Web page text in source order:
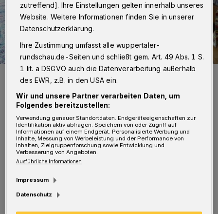
Klaus Stiebeling hatte 100 Ginkgo-Kerne zu verschenken — und
machte das per Rundschau bekannt. Er sagt: „Eine solche Resonanz
Foto: Rundschau
Von Stefan Seitz
S
tiebeling beschreibt, was passierte:
zutreffend]. Ihre Einstellungen gelten innerhalb unseres
Website. Weitere Informationen finden Sie in unserer
Datenschutzerklärung.
Ihre Zustimmung umfasst alle wuppertaler-
rundschau.de-Seiten und schließt gem. Art. 49 Abs. 1 S.
1 lit. a DSGVO auch die Datenverarbeitung außerhalb
des EWR, z.B. in den USA ein.
Wir und unsere Partner verarbeiten Daten, um
Folgendes bereitzustellen:
Verwendung genauer Standortdaten. Endgeräteeigenschaften zur
Identifikation aktiv abfragen. Speichern von oder Zugriff auf
Informationen auf einem Endgerät. Personalisierte Werbung und
Inhalte, Messung von Werbeleistung und der Performance von
Inhalten, Zielgruppenforschung sowie Entwicklung und
Verbesserung von Angeboten.
Ausführliche Informationen
Impressum
Datenschutz